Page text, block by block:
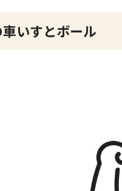
いすとボール